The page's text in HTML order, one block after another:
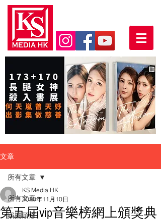
文章
所有文章
娛樂頭條
所有文章
第五屆vip音樂榜網上頒獎典
KS Media HK
2020年11月10日